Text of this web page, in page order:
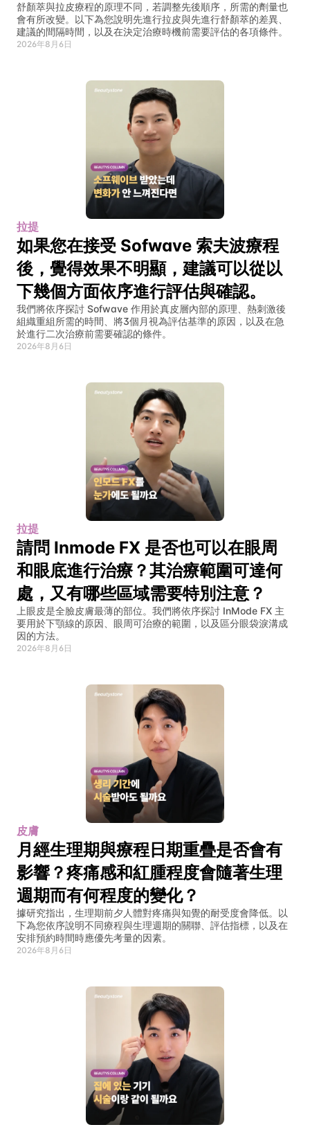
舒顏萃與拉皮療程的原理不同，若調整先後順序，所需的劑量也
會有所改變。以下為您說明先進行拉皮與先進行舒顏萃的差異、
建議的間隔時間，以及在決定治療時機前需要評估的各項條件。
2026年8月6日
拉提
如果您在接受 Sofwave 索夫波療程
後，覺得效果不明顯，建議可以從以
下幾個方面依序進行評估與確認。
我們將依序探討 Sofwave 作用於真皮層內部的原理、熱刺激後
組織重組所需的時間、將3個月視為評估基準的原因，以及在急
於進行二次治療前需要確認的條件。
2026年8月6日
拉提
請問 Inmode FX 是否也可以在眼周
和眼底進行治療？其治療範圍可達何
處，又有哪些區域需要特別注意？
上眼皮是全臉皮膚最薄的部位。我們將依序探討 InMode FX 主
要用於下顎線的原因、眼周可治療的範圍，以及區分眼袋淚溝成
因的方法。
2026年8月6日
皮膚
月經生理期與療程日期重疊是否會有
影響？疼痛感和紅腫程度會隨著生理
週期而有何程度的變化？
據研究指出，生理期前夕人體對疼痛與知覺的耐受度會降低。以
下為您依序說明不同療程與生理週期的關聯、評估指標，以及在
安排預約時間時應優先考量的因素。
2026年8月6日